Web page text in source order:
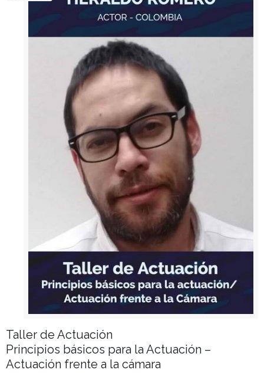
Taller de Actuación
Principios básicos para la Actuación –
Actuación frente a la cámara